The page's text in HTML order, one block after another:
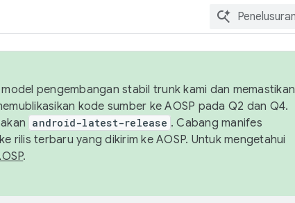
pengembangan stabil trunk kami dan memastikan
kode sumber ke AOSP pada Q2 dan Q4.
android-latest-release . Cabang manifes
rilis terbaru yang dikirim ke AOSP. Untuk mengetahui
.